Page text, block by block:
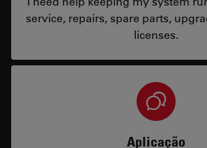
service, repairs, spare parts,
licenses.
Aplicação